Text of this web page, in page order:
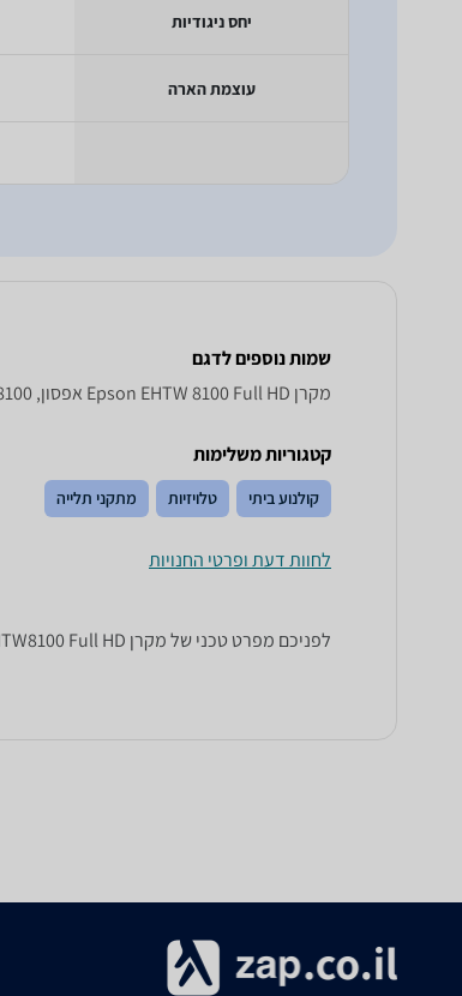
יחס ניגודיות
עוצמת הארה
שמות נוספים לדגם
מקרן Epson EHTW 8100 Full HD אפסון, EHTW8100 אפסון , אפסון EHTW8100
קטגוריות משלימות
קולנוע ביתי טלויזיות מתקני תלייה
לחוות דעת ופרטי החנויות
לפניכם מפרט טכני של מקרן Epson EHTW8100 Full HD אפסון. כל הנתונים שחייבים לדעת כדי לבחור נכון! זאפ השוואת מחירים מציגים לכם את כל המידע שעוזר לכם להשוות.